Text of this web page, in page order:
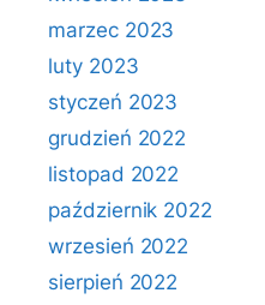
marzec 2023
luty 2023
styczeń 2023
grudzień 2022
listopad 2022
październik 2022
wrzesień 2022
sierpień 2022